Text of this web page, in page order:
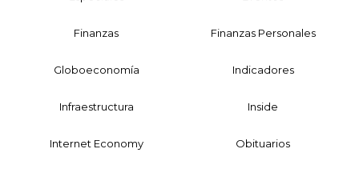
Finanzas Finanzas Personales
Globoeconomía Indicadores
Infraestructura Inside
Internet Economy Obituarios